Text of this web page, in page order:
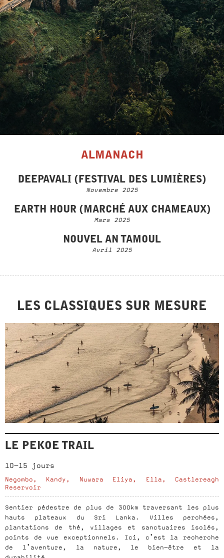
ALMANACH
DEEPAVALI (FESTIVAL DES LUMIÈRES)
Novembre 2025
EARTH HOUR (MARCHÉ AUX CHAMEAUX)
Mars 2025
NOUVEL AN TAMOUL
Avril 2025
LES CLASSIQUES SUR MESURE
LE PEKOE TRAIL
10-15 jours
Negombo, Kandy, Nuwara Eliya, Ella, Castlereagh
Reservoir
Sentier pédestre de plus de 300km traversant les plus
hauts plateaux du Sri Lanka. Villes perchées,
plantations de thé, villages et sanctuaires isolés,
points de vue exceptionnels. Ici, c’est la recherche
de l’aventure, la nature, le bien-être et la